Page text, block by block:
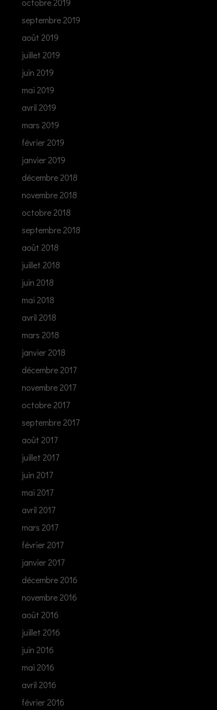
octobre 2019
septembre 2019
août 2019
juillet 2019
juin 2019
mai 2019
avril 2019
mars 2019
février 2019
janvier 2019
décembre 2018
novembre 2018
octobre 2018
septembre 2018
août 2018
juillet 2018
juin 2018
mai 2018
avril 2018
mars 2018
janvier 2018
décembre 2017
novembre 2017
octobre 2017
septembre 2017
août 2017
juillet 2017
juin 2017
mai 2017
avril 2017
mars 2017
février 2017
janvier 2017
décembre 2016
novembre 2016
août 2016
juillet 2016
juin 2016
mai 2016
avril 2016
février 2016